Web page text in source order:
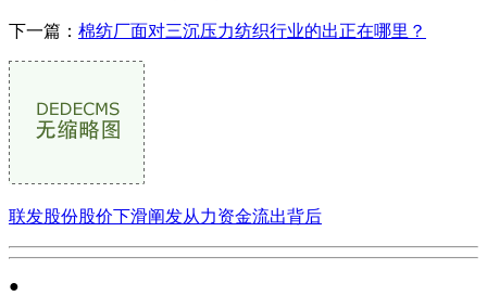
下一篇： 棉纺厂面对三沉压力纺织行业的出正在哪里？
联发股份股价下滑阐发从力资金流出背后
●